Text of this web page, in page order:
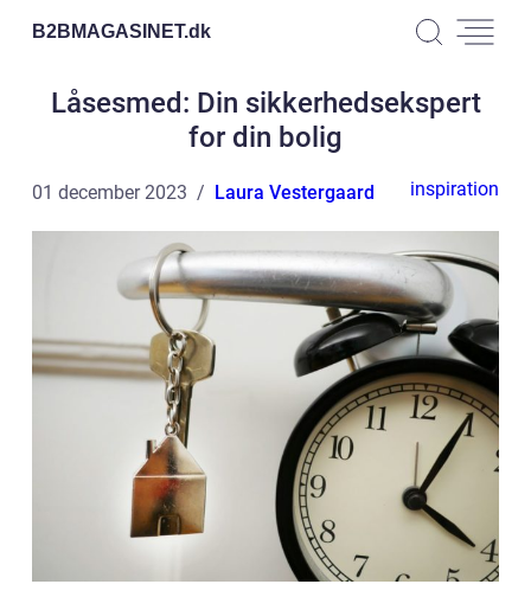
B2BMAGASINET.dk
Låsesmed: Din sikkerhedsekspert
for din bolig
01 december 2023 Laura Vestergaard inspiration